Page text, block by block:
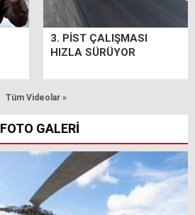
3. PİST ÇALIŞMASI
HIZLA SÜRÜYOR
Tüm Videolar »
FOTO GALERİ